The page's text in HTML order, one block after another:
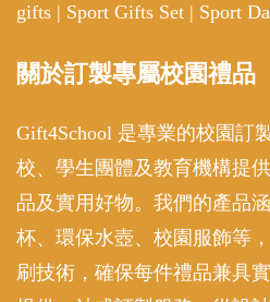
gifts | Sport Gifts Set | Sport
關於訂製專屬校園禮品
Gift4School 是專業的校園訂
校、學生團體及教育機構提
品及實用好物。我們的產品
杯、環保水壺、校園服飾等
刷技術，確保每件禮品兼具